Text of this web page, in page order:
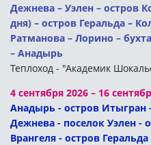
Дежнева – Уэлен – остров
дня) – остров Геральда –
Ратманова – Лорино –
– Анадырь
Теплоход - "Академик
4 сентября 2026 – 16
Анадырь - остров Итыгран
Дежнева - поселок Уэлен -
Врангеля - остров